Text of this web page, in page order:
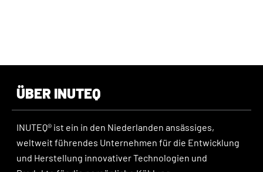
ÜBER INUTEQ
INUTEQ® ist ein in den Niederlanden ansässiges,
weltweit führendes Unternehmen für die Entwicklung
und Herstellung innovativer Technologien und